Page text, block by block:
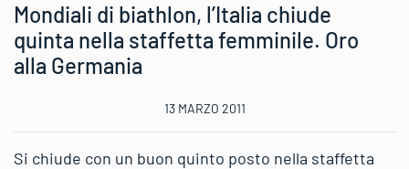
Mondiali di biathlon, l’Italia chiude
quinta nella staffetta femminile. Oro
alla Germania
13 MARZO 2011
Si chiude con un buon quinto posto nella staffetta